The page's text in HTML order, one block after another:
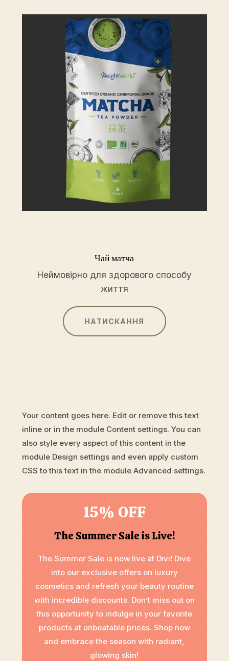
Чай матча
Неймовірно для здорового способу
життя
НАТИСКАННЯ
Your content goes here. Edit or remove this text
inline or in the module Content settings. You can
also style every aspect of this content in the
module Design settings and even apply custom
CSS to this text in the module Advanced settings.
15% OFF
The Summer Sale is Live!
The Summer Sale is now live at Divi! Dive
into our exclusive offers on luxury
cosmetics and refresh your beauty routine
with incredible discounts. Don’t miss out on
this opportunity to indulge in your favorite
products at unbeatable prices. Shop now
and embrace the season with radiant,
glowing skin!